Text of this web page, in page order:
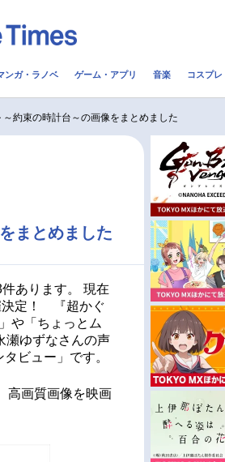
配信・Vtuber
今期アニメ曜日別一覧
春アニメ
夏アニメ
US
ンガ・ラノベ ゲーム・アプリ 音楽 コスプレ
約束の時計台～の画像をまとめました
まとめました
あります。 現在
決定！ 『超かぐ
や「ちょっとム
瀬ゆずなさんの声
ビュー」です。
高画質画像を映画